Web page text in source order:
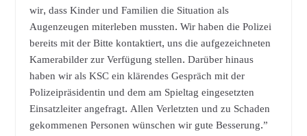
wir, dass Kinder und Familien die Situation als
Augenzeugen miterleben mussten. Wir haben die Polizei
bereits mit der Bitte kontaktiert, uns die aufgezeichneten
Kamerabilder zur Verfügung stellen. Darüber hinaus
haben wir als KSC ein klärendes Gespräch mit der
Polizeipräsidentin und dem am Spieltag eingesetzten
Einsatzleiter angefragt. Allen Verletzten und zu Schaden
gekommenen Personen wünschen wir gute Besserung.”